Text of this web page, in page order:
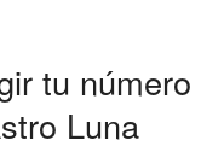
tu número
Luna